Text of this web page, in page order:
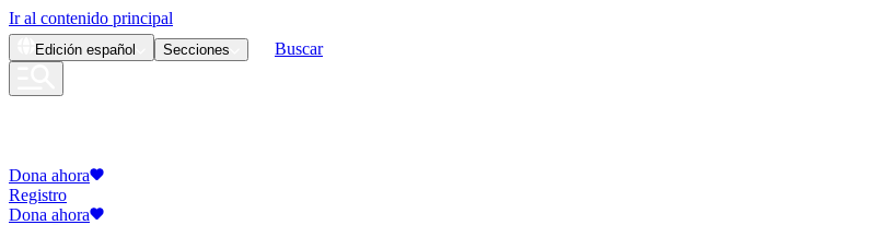
Ir al contenido principal
Edición español Secciones Buscar
Dona ahora
Registro
Dona ahora